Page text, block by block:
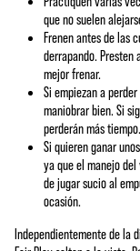
que no suelen
Frenen antes de las
derrapando. Presten
mejor frenar.
Si empiezan a
maniobrar bien. Si
perderán más tiempo.
Si quieren ganar
ya que el manejo
de jugar sucio al
ocasión.
Independientemente de la